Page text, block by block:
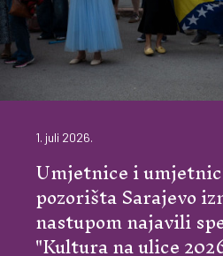
1. juli 2026.
Umjetnice i
pozorišta Sarajevo
nastupom najavili
"Kultura na ulice